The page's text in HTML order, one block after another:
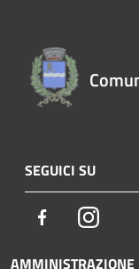
SEGUICI SU
Facebook
AMMINISTRAZIONE